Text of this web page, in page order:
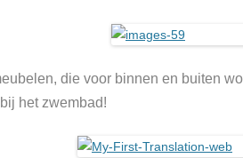
die voor binnen en buiten
het zwembad!